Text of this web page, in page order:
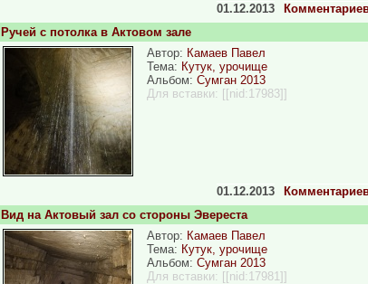
01.12.2013
Ручей с потолка в Актовом зале
Автор: Камаев Павел
Тема: Кутук, урочище
Альбом: Сумган 2013
Для вставки: [[nid:17983]]
01.12.2013
Вид на Актовый зал со стороны Эвереста
Автор: Камаев Павел
Тема: Кутук, урочище
Альбом: Сумган 2013
Для вставки: [[nid:17981]]